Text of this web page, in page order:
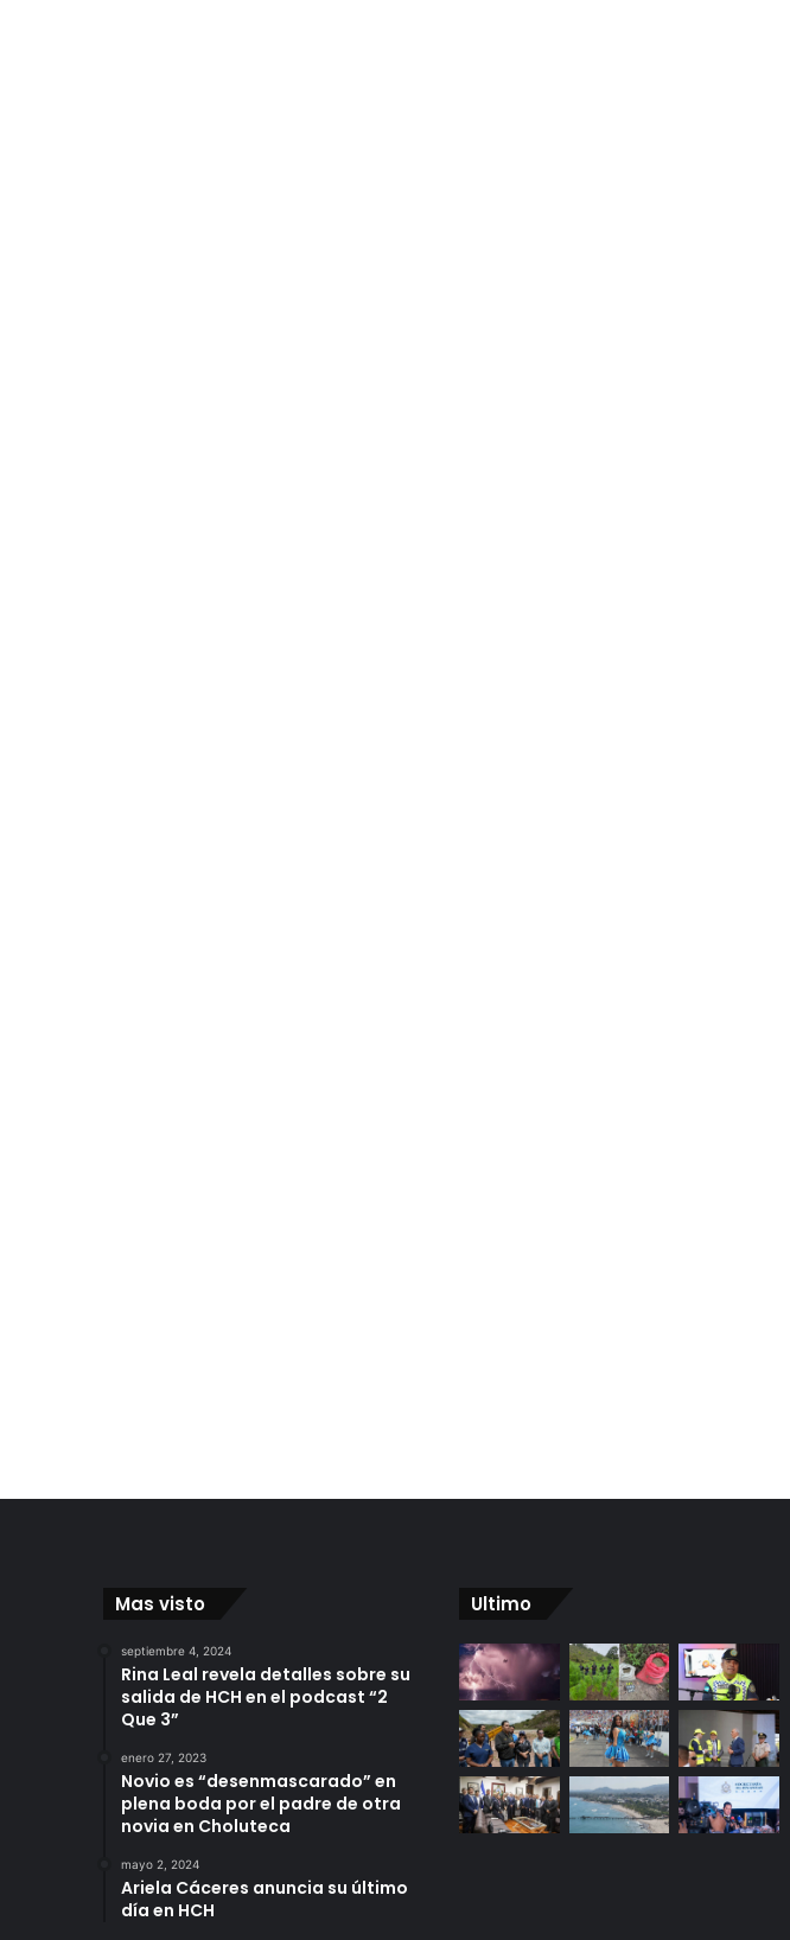
Mas visto
septiembre 4, 2024
Rina Leal revela detalles sobre su
salida de HCH en el podcast “2
Que 3”
enero 27, 2023
Novio es “desenmascarado” en
plena boda por el padre de otra
novia en Choluteca
mayo 2, 2024
Ariela Cáceres anuncia su último
día en HCH
Ultimo